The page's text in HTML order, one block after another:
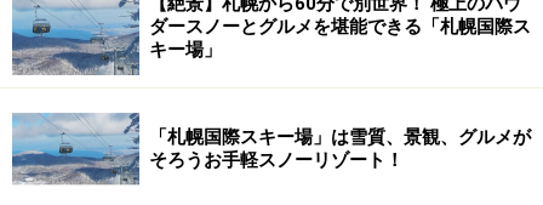
「上質＝高いということではありません。つくる料理の
質、サービスの質が多くの人の信頼を得ている、いわゆ
る”本物”を堪能できるお店であることが大切。札幌で長
ダースノーとグルメを堪能できる「札幌国際ス
キー場」
「札幌国際スキー場」は雪質、景観、グルメが
そろうお手軽スノーリゾート！